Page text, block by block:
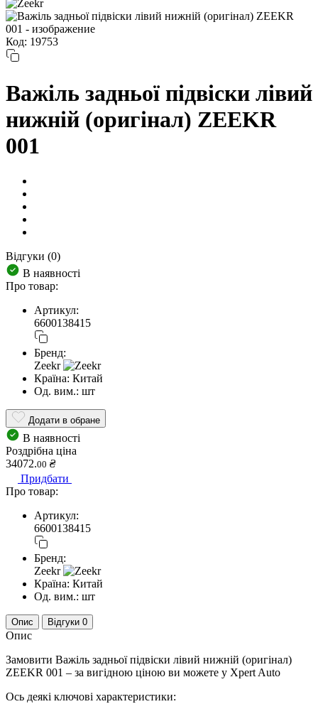
Код: 19753
Важіль задньої підвіски лівий
нижній (оригінал) ZEEKR
001
Відгуки (0)
В наявності
Про товар:
Артикул:
6600138415
Бренд:
Zeekr
Країна: Китай
Од. вим.: шт
Додати в обране
В наявності
Роздрібна ціна
34072.00 ₴
Придбати
Про товар:
Артикул:
6600138415
Бренд:
Zeekr
Країна: Китай
Од. вим.: шт
Опис Відгуки 0
Опис
Замовити Важіль задньої підвіски лівий нижній (оригінал)
ZEEKR 001 – за вигідною ціною ви можете у Xpert Auto
Ось деякі ключові характеристики: